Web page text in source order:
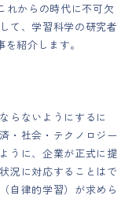
れからの時代に不可欠
て、学習科学の研究者
紹介します。
らないようにするに
・社会・テクノロジー
うに、企業が正式に提
況に対応することはで
自律的学習）が求めら